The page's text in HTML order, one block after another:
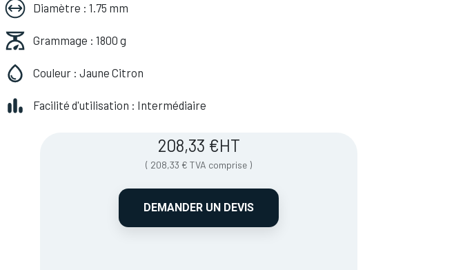
Diamètre : 1.75 mm
Grammage : 1800 g
Couleur : Jaune Citron
Facilité d'utilisation : Intermédiaire
208,33 €HT
( 208,33 € TVA comprise )
DEMANDER UN DEVIS